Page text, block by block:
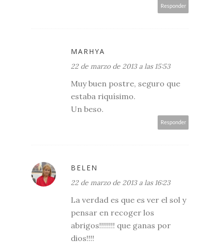
Responder
MARHYA
22 de marzo de 2013 a las 15:53
Muy buen postre, seguro que
estaba riquísimo.
Un beso.
Responder
BELEN
22 de marzo de 2013 a las 16:23
La verdad es que es ver el sol y
pensar en recoger los
abrigos!!!!!!!! que ganas por
dios!!!!